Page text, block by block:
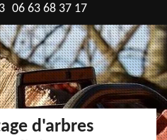
06 63 68 37 17
d'arbres